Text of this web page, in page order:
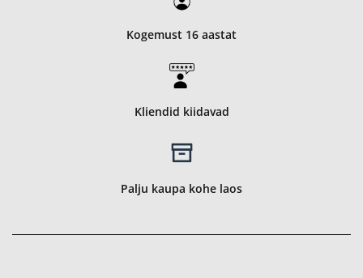
Kogemust 16 aastat
Kliendid kiidavad
Palju kaupa kohe laos